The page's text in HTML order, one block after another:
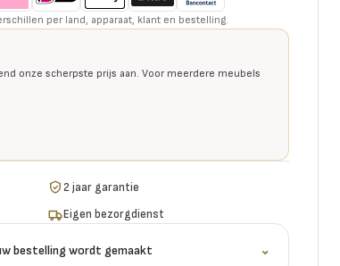
per land, apparaat, klant en bestelling.
onze scherpste prijs aan. Voor meerdere meubels
2 jaar garantie
Eigen bezorgdienst
bestelling wordt gemaakt ⌄